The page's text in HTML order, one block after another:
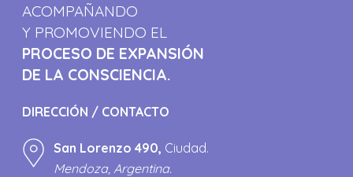
ACOMPAÑANDO
Y PROMOVIENDO EL
PROCESO DE EXPANSIÓN
DE LA CONSCIENCIA.
DIRECCIÓN / CONTACTO
San Lorenzo 490, Ciudad.
Mendoza, Argentina.